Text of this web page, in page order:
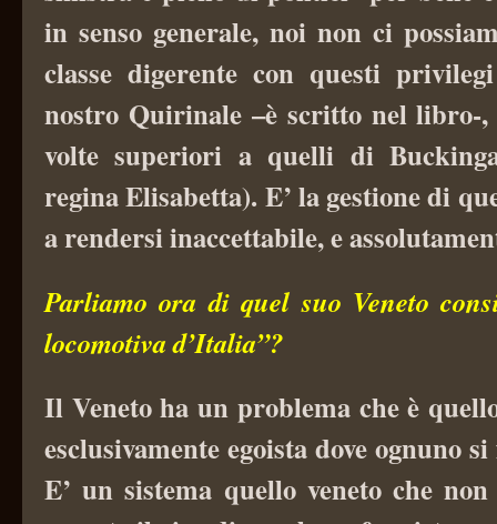
in senso generale, noi non ci
classe digerente con questi
nostro Quirinale –è scritto nel libro-
volte superiori a quelli di
regina Elisabetta). E’ la gestione di
a rendersi inaccettabile, e
Parliamo ora di quel suo Veneto
locomotiva d’Italia”?
Il Veneto ha un problema che è
esclusivamente egoista dove ognuno
E’ un sistema quello veneto che